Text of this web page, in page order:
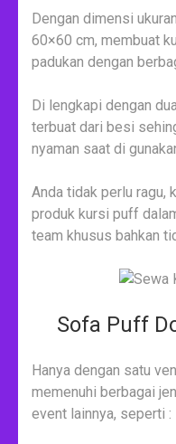
Dengan dimensi
60×60 cm, membuat
padukan dengan
Di lengkapi dengan
terbuat dari besi
nyaman saat di
Anda tidak perlu ragu,
produk kursi puff
team khusus bahkan
Sofa Puff
Hanya dengan satu
memenuhi berbagai
event lainnya, seperti :